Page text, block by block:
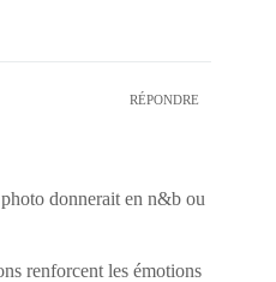
RÉPONDRE
donnerait en n&b ou
renforcent les émotions